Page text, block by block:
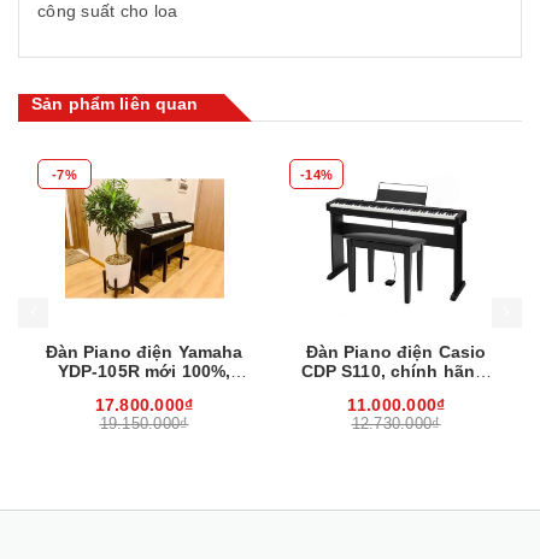
công suất cho loa
Sản phẩm liên quan
-7%
Đàn Piano điện Yamaha
YDP-105R mới 100%,
miễn phí vận chuyển
17.800.000₫
19.150.000₫
-14%
Đàn Piano điện Casio
CDP S110, chính hãng,
11.000.000₫
12.730.000₫
Mua hàng